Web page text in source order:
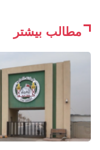
مطالب بیشتر